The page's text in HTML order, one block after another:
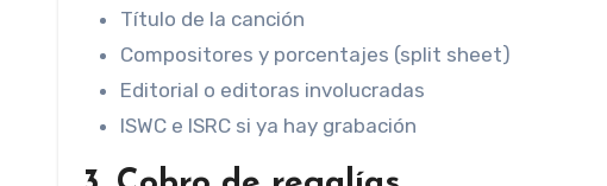
Título de la canción
Compositores y porcentajes (split sheet)
Editorial o editoras involucradas
ISWC e ISRC si ya hay grabación